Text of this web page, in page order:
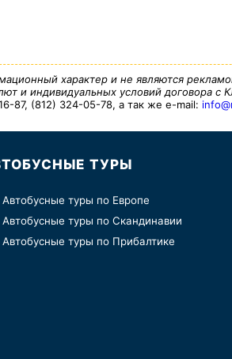
характер и не являются
и индивидуальных условий договора с
87, (812) 324-05-78, а так же e-mail:
ТУРЫ
Автобусные туры по Европе
Автобусные туры по Скандинавии
Автобусные туры по Прибалтике